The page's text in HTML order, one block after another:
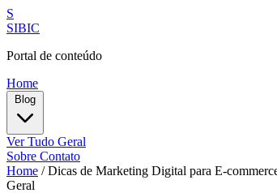
S
SIBIC
Portal de conteúdo
Home
Ver Tudo Geral
Sobre Contato
Home / Dicas de Marketing Digital para E-
Geral